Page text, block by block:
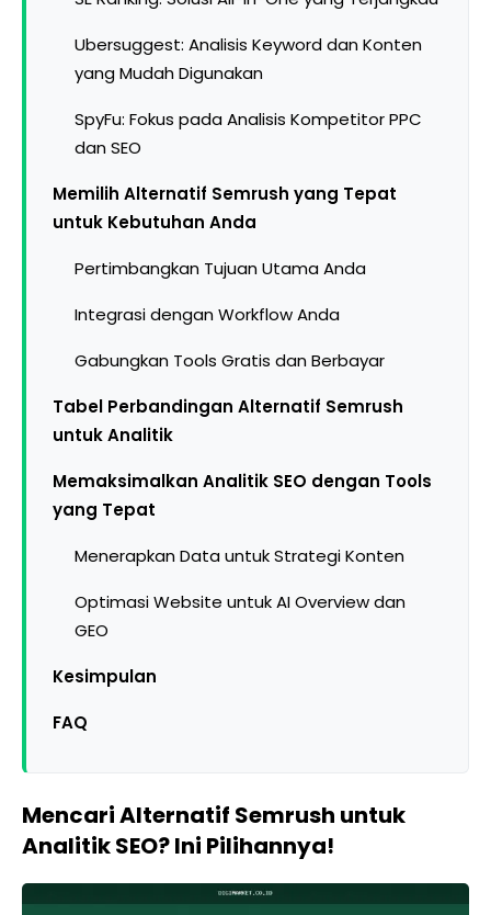
Ubersuggest: Analisis Keyword dan Konten
yang Mudah Digunakan
SpyFu: Fokus pada Analisis Kompetitor PPC
dan SEO
Memilih Alternatif Semrush yang Tepat
untuk Kebutuhan Anda
Pertimbangkan Tujuan Utama Anda
Integrasi dengan Workflow Anda
Gabungkan Tools Gratis dan Berbayar
Tabel Perbandingan Alternatif Semrush
untuk Analitik
Memaksimalkan Analitik SEO dengan Tools
yang Tepat
Menerapkan Data untuk Strategi Konten
Optimasi Website untuk AI Overview dan
GEO
Kesimpulan
FAQ
Mencari Alternatif Semrush untuk
Analitik SEO? Ini Pilihannya!